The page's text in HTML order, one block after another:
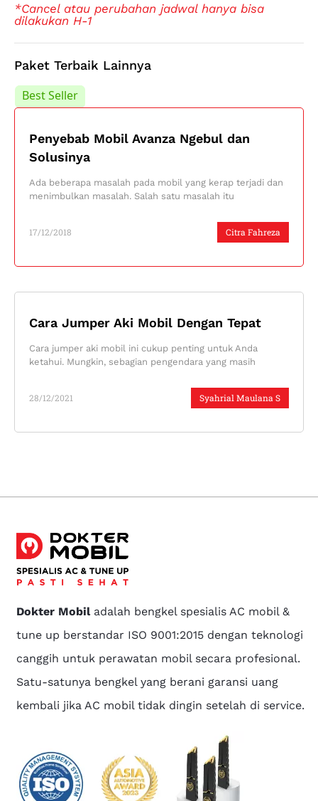
*Cancel atau perubahan jadwal hanya bisa
dilakukan H-1
Paket Terbaik Lainnya
Best Seller
Penyebab Mobil Avanza Ngebul dan
Solusinya
Citra Fahreza
17/12/2018
Ada beberapa masalah pada mobil yang kerap terjadi dan
menimbulkan masalah. Salah satu masalah itu
Best Seller
Cara Jumper Aki Mobil Dengan Tepat
Syahrial Maulana S
28/12/2021
Cara jumper aki mobil ini cukup penting untuk Anda
ketahui. Mungkin, sebagian pengendara yang masih
Dokter Mobiladalah bengkel spesialis AC mobil &
tune up berstandar ISO 9001:2015 dengan teknologi
canggih untuk perawatan mobil secara profesional.
Satu-satunya bengkel yang berani garansi uang
kembali jika AC mobil tidak dingin setelah di service.